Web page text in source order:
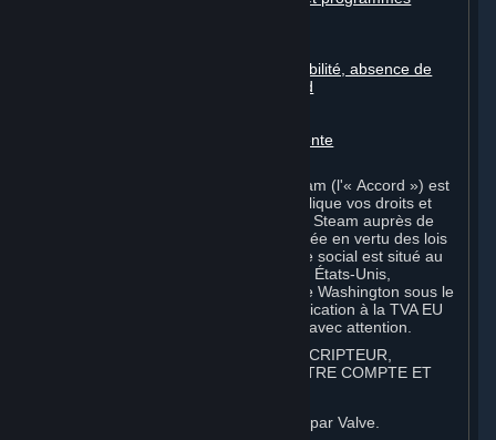
Décharges, limitations de responsabilité, absence de
garanties, garantie limitée et accord
Droit applicable, juridiction compétente
Le présent Accord de Souscription Steam (l'« Accord ») est
un document à valeur juridique qui explique vos droits et
obligations en tant que souscripteur de Steam auprès de
Valve Corporation, une société constituée en vertu des lois
de l'État de Washington et dont le siège social est situé au
10400 NE 4th St., Bellevue, WA 98004, États-Unis,
enregistrée avec le Secrétaire d'État de Washington sous le
numéro 60 22 90 773, numéro d'identification à la TVA EU
8260 00671 (« Valve »). Veuillez le lire avec attention.
1. INSCRIPTION EN TANT QUE SOUSCRIPTEUR,
APPLICATION DES CONDITIONS, VOTRE COMPTE ET
Steam est un service en ligne proposé par Valve.